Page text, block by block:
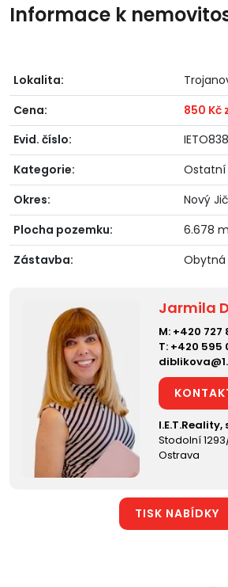
Informace k
Lokalita:
Cena:
850 Kč
Evid. číslo:
Kategorie:
Ostatní
Okres:
Nový
Plocha pozemku:
6.678
Zástavba:
Obytná
Jarmila
M: +420 727
T: +420 595
I.E.T.Reality,
Stodolní
Ostrava
TISK NABÍDKY